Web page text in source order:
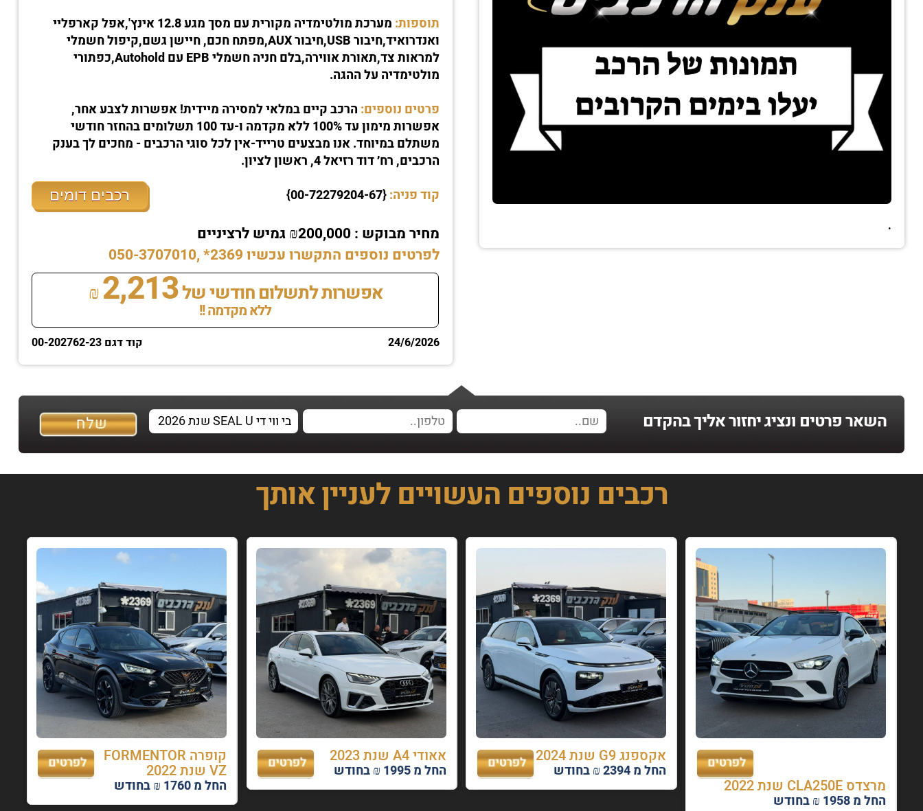
תוספות:
מערכת מולטימדיה מקורית עם מסך מגע 12.8 אינץ',אפל קארפליי
ואנדרואיד,חיבור USB,חיבור AUX,מפתח חכם, חיישן גשם,קיפול חשמלי
למראות צד,תאורת אווירה,בלם חניה חשמלי EPB עם Autohold,כפתורי
מולטימדיה על ההגה.
פרטים נוספים: הרכב קיים במלאי למסירה מיידית! אפשרות לצבע אחר,
אפשרות מימון עד 100% ללא מקדמה ו-עד 100 תשלומים בהחזר חודשי
משתלם במיוחד. אנו מבצעים טרייד-אין לכל סוגי הרכבים - מחכים לך בענק
הרכבים, רח׳ דוד רזיאל 4, ראשון לציון.
קוד פניה:{00-72279204-67} רכבים דומים
מחיר מבוקש : ₪200,000 גמיש לרציניים
לפרטים נוספים התקשרו עכשיו 2369* ,050-3707010
אפשרות לתשלום חודשי של2,213
₪
ללא מקדמה !!
24/6/2026 קוד דגם 00-202762-23
.
השאר פרטים ונציג יחזור אליך בהקדם
רכבים נוספים העשויים לעניין אותך
מרצדס CLA250E שנת 2022
החל מ 1958 ₪ בחודש
אקספנג G9 שנת 2024
החל מ 2394 ₪ בחודש
אאודי A4 שנת 2023
החל מ 1995 ₪ בחודש
קופרה FORMENTOR
VZ שנת 2022
החל מ 1760 ₪ בחודש